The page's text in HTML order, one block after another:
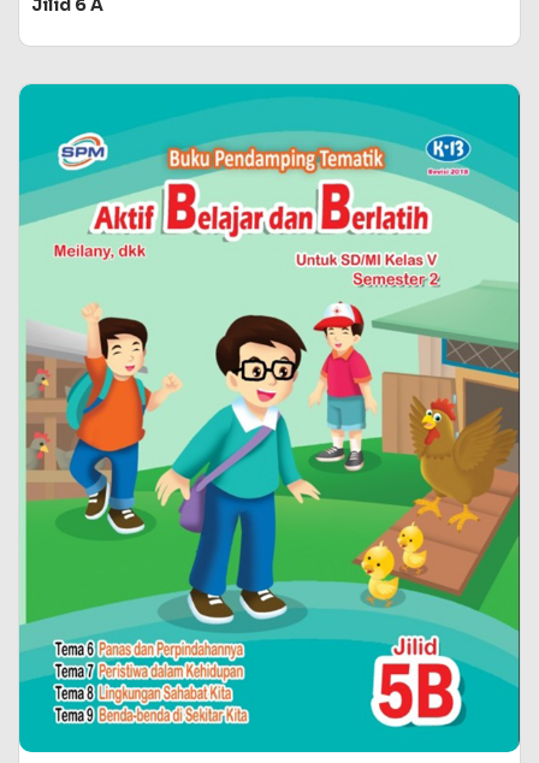
Jilid 6 A